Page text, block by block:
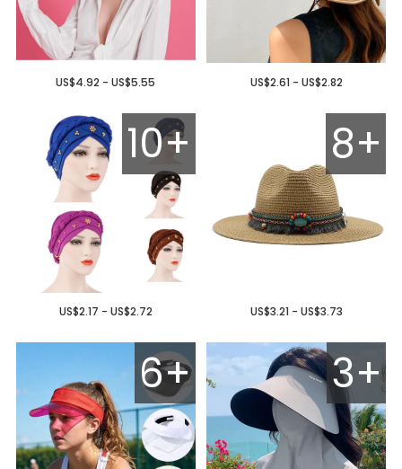
US$2.61 - US$2.82
US$4.92 - US$5.55
8+
US$3.21 - US$3.73
10+
US$2.17 - US$2.72
3+
6+